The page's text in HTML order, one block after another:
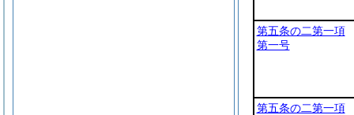
第五条の二第一項
第一号
第五条の二第一項